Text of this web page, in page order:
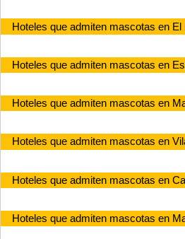
Hoteles que admiten mascotas en El
Hoteles que admiten mascotas en
Hoteles que admiten mascotas en
Hoteles que admiten mascotas en
Hoteles que admiten mascotas en
Hoteles que admiten mascotas en